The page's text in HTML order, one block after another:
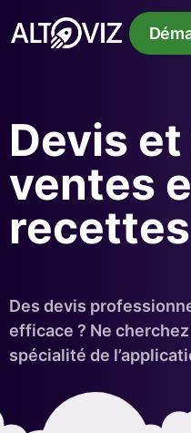
Devis
ventes
recettes
Des devis
efficace ? Ne
spécialité de